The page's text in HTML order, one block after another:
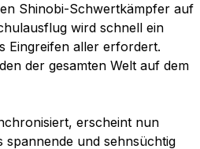
Shinobi-Schwertkämpfer auf
wird schnell ein
Eingreifen aller erfordert.
der gesamten Welt auf dem
erscheint nun
und sehnsüchtig